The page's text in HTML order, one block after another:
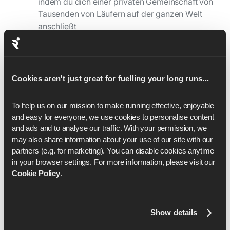
Cookies aren't just great for fuelling your long runs...
To help us on our mission to make running effective, enjoyable
and easy for everyone, we use cookies to personalise content
and ads and to analyse our traffic. With your permission, we
may also share information about your use of our site with our
partners (e.g. for marketing). You can disable cookies anytime
in your browser settings. For more information, please visit our
Cookie Policy.
Show details
Tausenden von Läufern auf der ganzen Welt
anschließt
Wir haben uns mit führenden Ernährungs-,
Nahrungsergänzungsmittel-Anbietern
zusammengetan, um exklusive Rabatte für
Läufer:innen anzubieten
3
An Veranstaltungen und
Wettbewerben teilnehmen
Laufveranstaltungen wie Trailruns, Zeitläufe und